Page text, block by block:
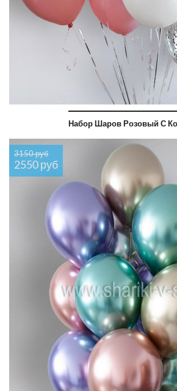
Набор Шаров Розовый С
3150 руб
2550 руб